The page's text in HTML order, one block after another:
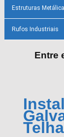
Estruturas
Rufos Industriais
Entre